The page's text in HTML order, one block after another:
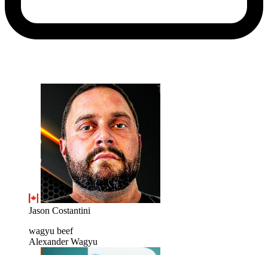
Jason Costantini
wagyu beef
Alexander Wagyu